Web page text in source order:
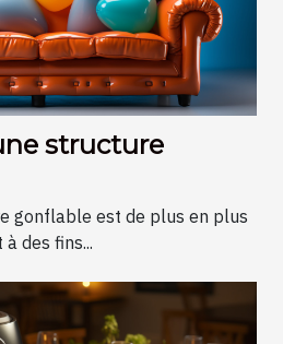
structure
gonflable est de plus en plus
des fins...